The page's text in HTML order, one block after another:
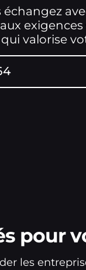
échangez
valorise
pour
les